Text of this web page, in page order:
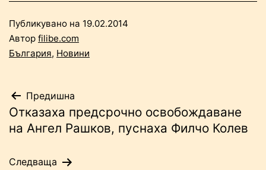
Публикувано на 19.02.2014
Автор filibe.com
България, Новини
Навигация
Предишна
Отказаха предсрочно освобождаване
на Ангел Рашков, пуснаха Филчо Колев
Следваща